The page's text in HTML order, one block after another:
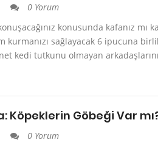
0 Yorum
konusunda kafanız mı
kurmanızı sağlayacak 6 ipucuna
kedi tutkunu olmayan
Köpeklerin Göbeği Var
0 Yorum